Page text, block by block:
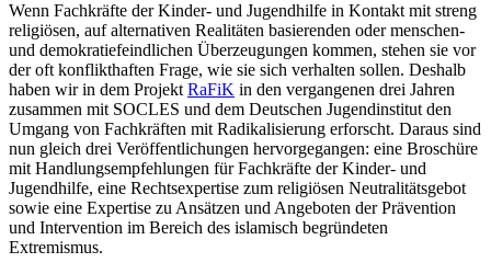
Wenn Fachkräfte der Kinder- und Jugendhilfe in Kontakt mit streng
religiösen, auf alternativen Realitäten basierenden oder menschen-
und demokratiefeindlichen Überzeugungen kommen, stehen sie vor
der oft konflikthaften Frage, wie sie sich verhalten sollen. Deshalb
haben wir in dem ProjektRaFiK in den vergangenen drei Jahren
zusammen mit SOCLES und dem Deutschen Jugendinstitut den
Umgang von Fachkräften mit Radikalisierung erforscht. Daraus sind
nun gleich drei Veröffentlichungen hervorgegangen: eine Broschüre
mit Handlungsempfehlungen für Fachkräfte der Kinder- und
Jugendhilfe, eine Rechtsexpertise zum religiösen Neutralitätsgebot
sowie eine Expertise zu Ansätzen und Angeboten der Prävention
und Intervention im Bereich des islamisch begründeten
Extremismus.